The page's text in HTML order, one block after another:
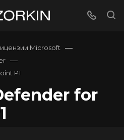
Microsoft —
—
P1
for